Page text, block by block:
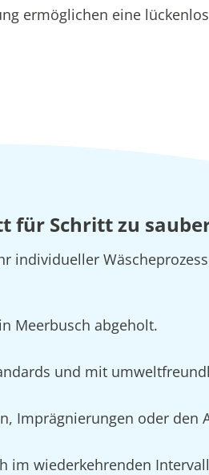
ermöglichen eine
für Schritt zu
individueller
Meerbusch abgeholt.
und mit
Imprägnierungen oder den
wiederkehrenden